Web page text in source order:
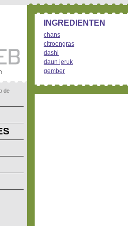
de
INGREDIENTEN
chans
citroengras
dashi
daun jeruk
gember